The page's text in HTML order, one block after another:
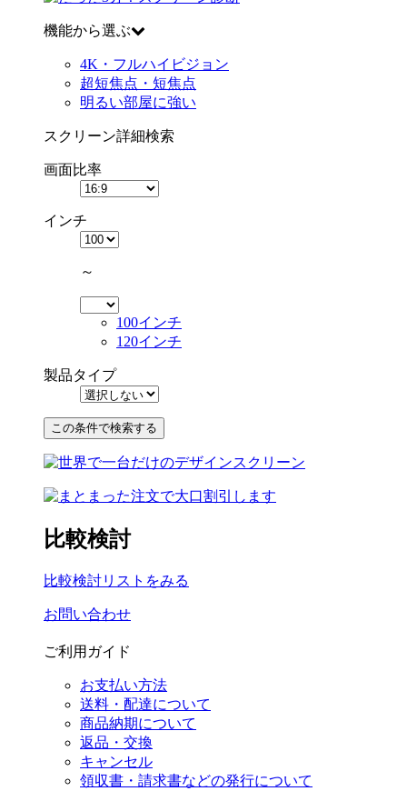
機能から選ぶ
4K・フルハイビジョン
超短焦点・短焦点
明るい部屋に強い
スクリーン詳細検索
画面比率
インチ
～
100インチ
120インチ
製品タイプ
比較検討
比較検討リストをみる
お問い合わせ
ご利用ガイド
お支払い方法
送料・配達について
商品納期について
返品・交換
キャンセル
領収書・請求書などの発行について